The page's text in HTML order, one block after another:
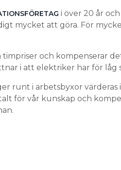
i över 20 år
mycket att göra. För
och kompenserar
i att elektriker har för låg
runt i arbetsbyxor
för vår kunskap och